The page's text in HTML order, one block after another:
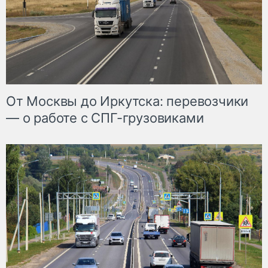
От Москвы до Иркутска: перевозчики
— о работе с СПГ-грузовиками